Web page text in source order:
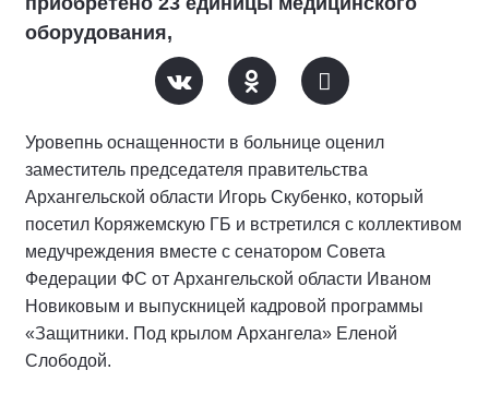
оборудования,
Уровепнь оснащенности в больнице оценил
заместитель председателя правительства
Архангельской области Игорь Скубенко, который
посетил Коряжемскую ГБ и встретился с коллективом
медучреждения вместе с сенатором Совета
Федерации ФС от Архангельской области Иваном
Новиковым и выпускницей кадровой программы
«Защитники. Под крылом Архангела» Еленой
Слободой.